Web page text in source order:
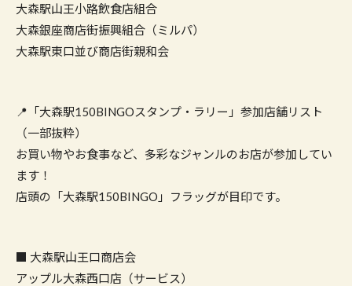
大森駅山王小路飲食店組合
大森銀座商店街振興組合（ミルパ）
大森駅東口並び商店街親和会
📍「大森駅150BINGOスタンプ・ラリー」参加店舗リスト
（一部抜粋）
お買い物やお食事など、多彩なジャンルのお店が参加してい
ます！
店頭の「大森駅150BINGO」フラッグが目印です。
■ 大森駅山王口商店会
アップル大森西口店（サービス）